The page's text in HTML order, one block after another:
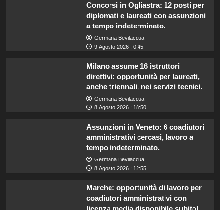
Concorsi in Ogliastra: 12 posti per
diplomati e laureati con assunzioni
a tempo indeterminato.
Germana Bevilacqua
9 Agosto 2026 : 0:45
Milano assume 16 istruttori
direttivi: opportunità per laureati,
anche triennali, nei servizi tecnici.
Germana Bevilacqua
8 Agosto 2026 : 18:50
Assunzioni in Veneto: 6 coadiutori
amministrativi cercasi, lavoro a
tempo indeterminato.
Germana Bevilacqua
8 Agosto 2026 : 12:55
Marche: opportunità di lavoro per
coadiutori amministrativi con
licenza media disponibile subito!